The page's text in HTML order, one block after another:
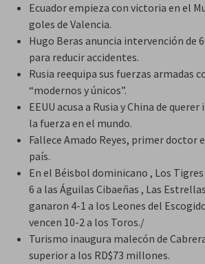
Ecuador empieza con victoria en el
goles de Valencia.
Hugo Beras anuncia intervención de
para reducir accidentes.
Rusia reequipa sus fuerzas armadas
“modernos y únicos”.
EEUU acusa a Rusia y China de
la fuerza en el mundo.
Fallece Amado Reyes, primer doctor
país.
En el Béisbol dominicano , Los
6 a las Águilas Cibaeñas , Las
ganaron 4-1 a los Leones del
vencen 10-2 a los Toros./
Turismo inaugura malecón de
superior a los RD$73 millones.